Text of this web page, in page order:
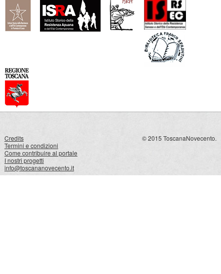
Credits
Termini e condizioni
Come contribuire al portale
I nostri progetti
info@toscananovecento.it
© 2015 ToscanaNovecento.